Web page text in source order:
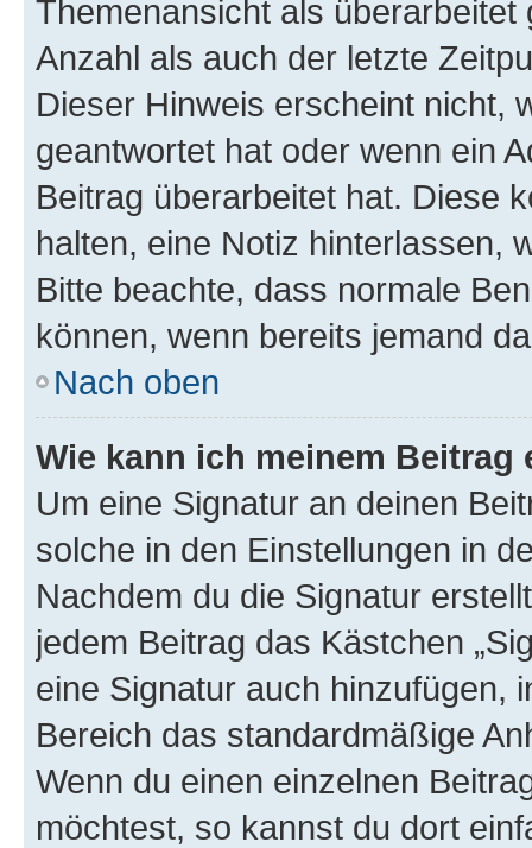
Themenansicht als
Anzahl als auch der letzte
Dieser Hinweis erscheint nicht,
geantwortet hat oder wenn ein
Beitrag überarbeitet hat. Diese
halten, eine Notiz hinterlassen,
Bitte beachte, dass normale
können, wenn bereits jemand
Nach oben
Wie kann ich meinem
Um eine Signatur an deinen
solche in den Einstellungen in
Nachdem du die Signatur
jedem Beitrag das Kästchen
eine Signatur auch hinzufügen,
Bereich das standardmäßige
Wenn du einen einzelnen
möchtest, so kannst du dort